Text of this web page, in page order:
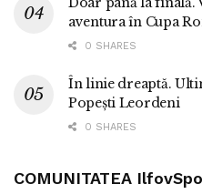
aventura în Cupa
0 SHARES
În linie dreaptă.
Popești Leordeni
0 SHARES
COMUNITATEA